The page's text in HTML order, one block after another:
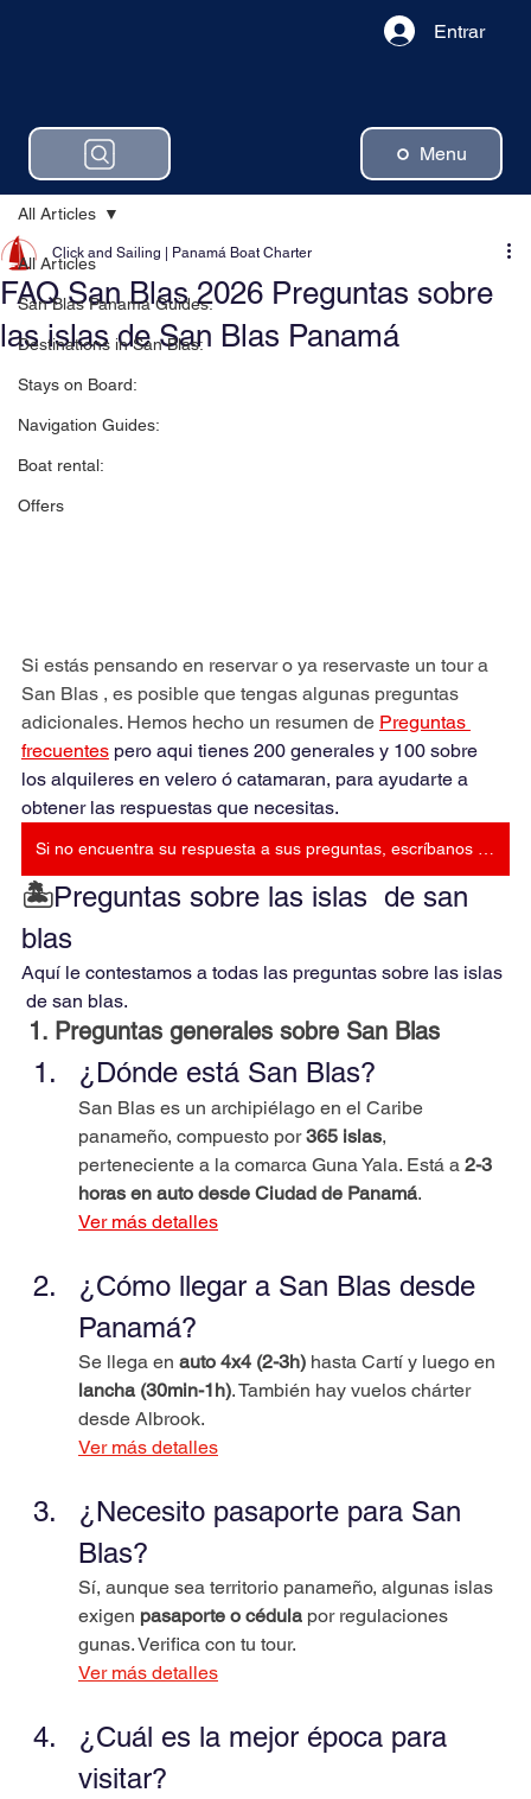
Menu
Entrar
All Articles
San Blas Panama Guides:
Destinations in San Blas:
Stays on Board:
Navigation Guides:
Boat rental:
Offers
All Articles
FAQ San Blas 2026 Preguntas sobre
las islas de San Blas Panamá
Click and Sailing | Panamá Boat Charter
Si estás pensando en reservar o ya reservaste un tour a
San Blas , es posible que tengas algunas preguntas
adicionales. Hemos hecho un resumen de Preguntas
frecuentes pero aqui tienes 200 generales y 100 sobre
los alquileres en velero ó catamaran, para ayudarte a
obtener las respuestas que necesitas.
🏝️Preguntas sobre las islas  de san
blas
Aquí le contestamos a todas las preguntas sobre las islas
de san blas.
1. Preguntas generales sobre San Blas
¿Dónde está San Blas?
San Blas es un archipiélago en el Caribe
panameño, compuesto por 365 islas,
perteneciente a la comarca Guna Yala. Está a 2-3
horas en auto desde Ciudad de Panamá.
Ver más detalles
¿Cómo llegar a San Blas desde
Panamá?
Se llega en auto 4x4 (2-3h) hasta Cartí y luego en
lancha (30min-1h). También hay vuelos chárter
desde Albrook.
Ver más detalles
¿Necesito pasaporte para San
Blas?
Sí, aunque sea territorio panameño, algunas islas
exigen pasaporte o cédula por regulaciones
gunas. Verifica con tu tour.
Ver más detalles
¿Cuál es la mejor época para
visitar?